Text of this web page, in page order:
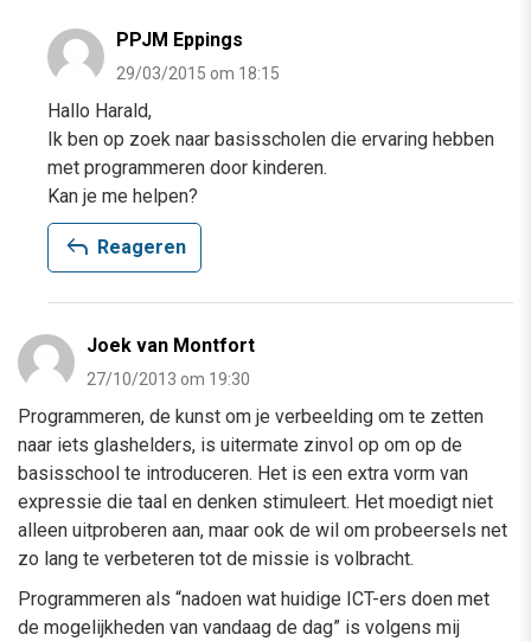
PPJM Eppings
29/03/2015 om 18:15
Hallo Harald,
Ik ben op zoek naar basisscholen die ervaring hebben
met programmeren door kinderen.
Kan je me helpen?
reply Reageren
Joek van Montfort
27/10/2013 om 19:30
Programmeren, de kunst om je verbeelding om te zetten
naar iets glashelders, is uitermate zinvol op om op de
basisschool te introduceren. Het is een extra vorm van
expressie die taal en denken stimuleert. Het moedigt niet
alleen uitproberen aan, maar ook de wil om probeersels net
zo lang te verbeteren tot de missie is volbracht.
Programmeren als “nadoen wat huidige ICT-ers doen met
de mogelijkheden van vandaag de dag” is volgens mij